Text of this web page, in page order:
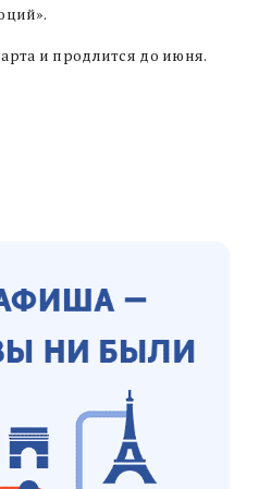
и продлится до июня.